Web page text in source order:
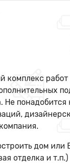
комплекс
Не
дом или
отделка и